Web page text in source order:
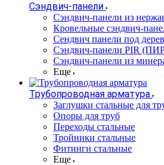
Сэндвич-панели
Cэндвич-панели из
Кровельные сэндвич-
Сендвич панели под
Сэндвич-панели PIR
Сэндвич-панели из
Еще
Трубопроводная арматура
Заглушки стальные для
Опоры для труб
Переходы стальные
Тройники стальные
Фитинги стальные
Еще